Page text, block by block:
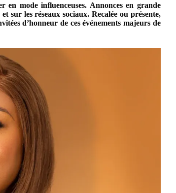
mode influenceuses. Annonces en grande
sur les réseaux sociaux. Recalée ou présente,
d’honneur de ces événements majeurs de